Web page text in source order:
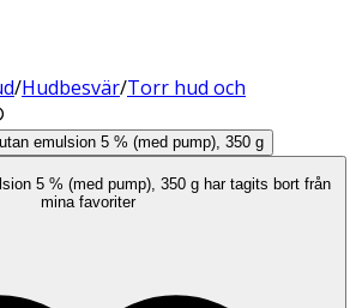
/Hudbesvär/Torr hud och
5 % (med pump), 350 g har tagits bort från
mina favoriter